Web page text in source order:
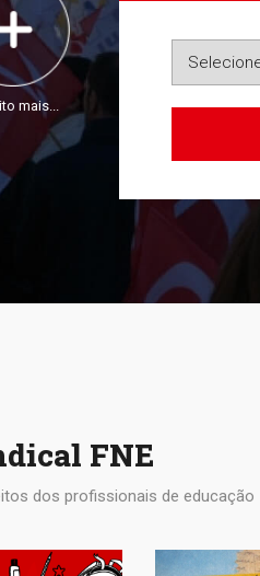
mais...
FNE
dos profissionais de educação